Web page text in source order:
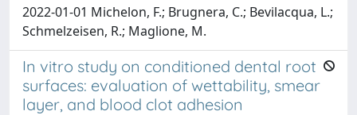
2022-01-01 Michelon, F.; Brugnera, C.; Bevilacqua, L.;
Schmelzeisen, R.; Maglione, M.
In vitro study on conditioned dental root
surfaces: evaluation of wettability, smear
layer, and blood clot adhesion